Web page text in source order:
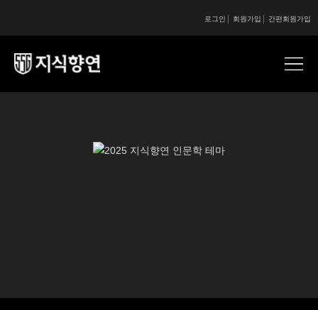
간편회원가입
회원가입
로그인